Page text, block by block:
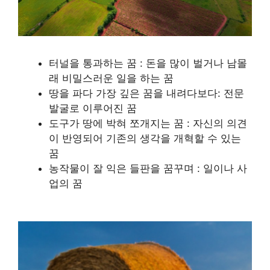
터널을 통과하는 꿈 : 돈을 많이 벌거나 남몰
래 비밀스러운 일을 하는 꿈
땅을 파다 가장 깊은 꿈을 내려다보다: 전문
발굴로 이루어진 꿈
도구가 땅에 박혀 쪼개지는 꿈 : 자신의 의견
이 반영되어 기존의 생각을 개혁할 수 있는
꿈
농작물이 잘 익은 들판을 꿈꾸며 : 일이나 사
업의 꿈